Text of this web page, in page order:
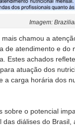
Imagem:
chamou a
de atendimento e
Estes achados
atuação dos
a carga horária dos
sobre o potencial
das diálises do